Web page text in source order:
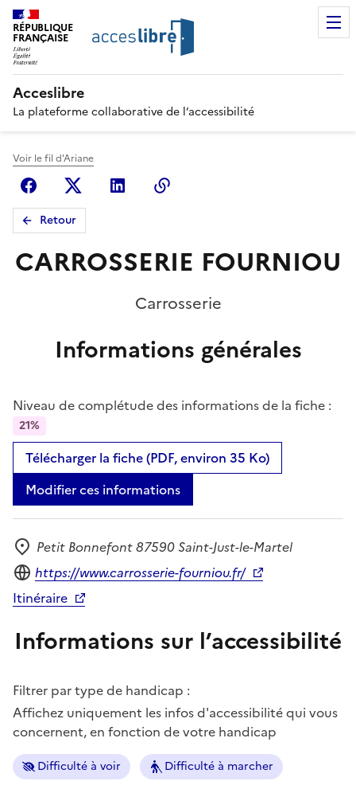
RÉPUBLIQUE
FRANÇAISE
Acceslibre
La plateforme collaborative de l’accessibilité
Voir le fil d'Ariane
FacebookX (anciennement Twitter)
Linkedin
Retour
CARROSSERIE FOURNIOU
Carrosserie
Informations générales
Niveau de complétude des informations de la fiche :
21%
Télécharger la fiche (PDF, environ 35 Ko)
Modifier ces informations
Adresse
Petit Bonnefont 87590 Saint-Just-le-Martel
Site internet
https://www.carrosserie-fourniou.fr/
Itinéraire
Informations sur l’accessibilité
Filtrer par type de handicap :
Affichez uniquement les infos d'accessibilité qui vous
concernent, en fonction de votre handicap
Difficulté à voir Difficulté à marcher